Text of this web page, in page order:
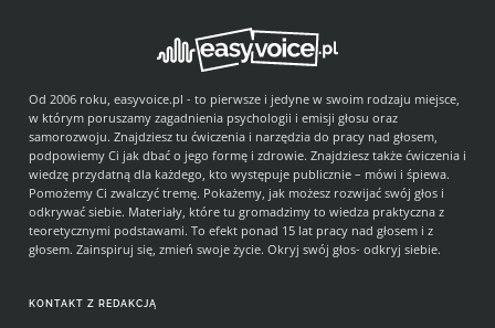
KONTAKT Z REDAKCJĄ
Od 2006 roku, easyvoice.pl - to pierwsze i jedyne w swoim rodzaju miejsce,
w którym poruszamy zagadnienia psychologii i emisji głosu oraz
samorozwoju. Znajdziesz tu ćwiczenia i narzędzia do pracy nad głosem,
podpowiemy Ci jak dbać o jego formę i zdrowie. Znajdziesz także ćwiczenia i
wiedzę przydatną dla każdego, kto występuje publicznie – mówi i śpiewa.
Pomożemy Ci zwalczyć tremę. Pokażemy, jak możesz rozwijać swój głos i
odkrywać siebie. Materiały, które tu gromadzimy to wiedza praktyczna z
teoretycznymi podstawami. To efekt ponad 15 lat pracy nad głosem i z
głosem. Zainspiruj się, zmień swoje życie. Okryj swój głos- odkryj siebie.